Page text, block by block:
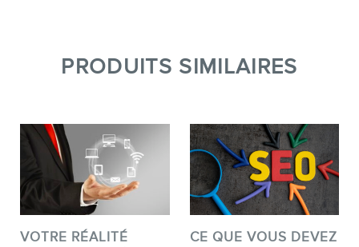
PRODUITS SIMILAIRES
VOTRE RÉALITÉ
CE QUE VOUS DEVEZ